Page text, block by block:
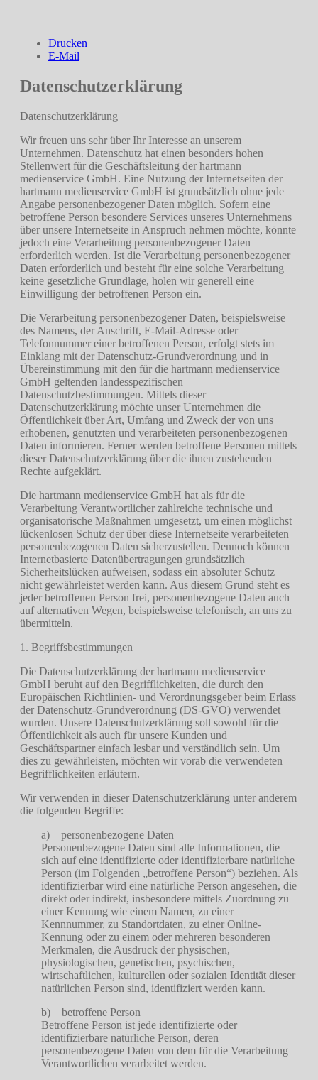
Drucken
E-Mail
Datenschutzerklärung
Datenschutzerklärung
Wir freuen uns sehr über Ihr Interesse an unserem
Unternehmen. Datenschutz hat einen besonders hohen
Stellenwert für die Geschäftsleitung der hartmann
medienservice GmbH. Eine Nutzung der Internetseiten der
hartmann medienservice GmbH ist grundsätzlich ohne jede
Angabe personenbezogener Daten möglich. Sofern eine
betroffene Person besondere Services unseres Unternehmens
über unsere Internetseite in Anspruch nehmen möchte, könnte
jedoch eine Verarbeitung personenbezogener Daten
erforderlich werden. Ist die Verarbeitung personenbezogener
Daten erforderlich und besteht für eine solche Verarbeitung
keine gesetzliche Grundlage, holen wir generell eine
Einwilligung der betroffenen Person ein.
Die Verarbeitung personenbezogener Daten, beispielsweise
des Namens, der Anschrift, E-Mail-Adresse oder
Telefonnummer einer betroffenen Person, erfolgt stets im
Einklang mit der Datenschutz-Grundverordnung und in
Übereinstimmung mit den für die hartmann medienservice
GmbH geltenden landesspezifischen
Datenschutzbestimmungen. Mittels dieser
Datenschutzerklärung möchte unser Unternehmen die
Öffentlichkeit über Art, Umfang und Zweck der von uns
erhobenen, genutzten und verarbeiteten personenbezogenen
Daten informieren. Ferner werden betroffene Personen mittels
dieser Datenschutzerklärung über die ihnen zustehenden
Rechte aufgeklärt.
Die hartmann medienservice GmbH hat als für die
Verarbeitung Verantwortlicher zahlreiche technische und
organisatorische Maßnahmen umgesetzt, um einen möglichst
lückenlosen Schutz der über diese Internetseite verarbeiteten
personenbezogenen Daten sicherzustellen. Dennoch können
Internetbasierte Datenübertragungen grundsätzlich
Sicherheitslücken aufweisen, sodass ein absoluter Schutz
nicht gewährleistet werden kann. Aus diesem Grund steht es
jeder betroffenen Person frei, personenbezogene Daten auch
auf alternativen Wegen, beispielsweise telefonisch, an uns zu
übermitteln.
1. Begriffsbestimmungen
Die Datenschutzerklärung der hartmann medienservice
GmbH beruht auf den Begrifflichkeiten, die durch den
Europäischen Richtlinien- und Verordnungsgeber beim Erlass
der Datenschutz-Grundverordnung (DS-GVO) verwendet
wurden. Unsere Datenschutzerklärung soll sowohl für die
Öffentlichkeit als auch für unsere Kunden und
Geschäftspartner einfach lesbar und verständlich sein. Um
dies zu gewährleisten, möchten wir vorab die verwendeten
Begrifflichkeiten erläutern.
Wir verwenden in dieser Datenschutzerklärung unter anderem
die folgenden Begriffe:
a) personenbezogene Daten
Personenbezogene Daten sind alle Informationen, die
sich auf eine identifizierte oder identifizierbare natürliche
Person (im Folgenden „betroffene Person“) beziehen. Als
identifizierbar wird eine natürliche Person angesehen, die
direkt oder indirekt, insbesondere mittels Zuordnung zu
einer Kennung wie einem Namen, zu einer
Kennnummer, zu Standortdaten, zu einer Online-
Kennung oder zu einem oder mehreren besonderen
Merkmalen, die Ausdruck der physischen,
physiologischen, genetischen, psychischen,
wirtschaftlichen, kulturellen oder sozialen Identität dieser
natürlichen Person sind, identifiziert werden kann.
b) betroffene Person
Betroffene Person ist jede identifizierte oder
identifizierbare natürliche Person, deren
personenbezogene Daten von dem für die Verarbeitung
Verantwortlichen verarbeitet werden.